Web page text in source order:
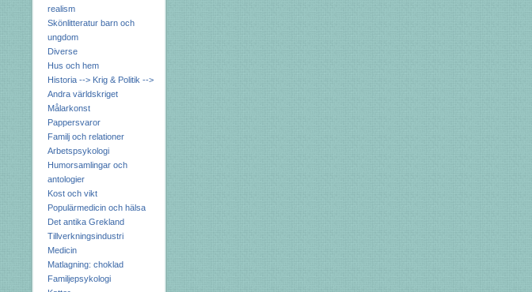
realism
Skönlitteratur barn och
ungdom
Diverse
Hus och hem
Historia --> Krig & Politik -->
Andra världskriget
Målarkonst
Pappersvaror
Familj och relationer
Arbetspsykologi
Humorsamlingar och
antologier
Kost och vikt
Populärmedicin och hälsa
Det antika Grekland
Tillverkningsindustri
Medicin
Matlagning: choklad
Familjepsykologi